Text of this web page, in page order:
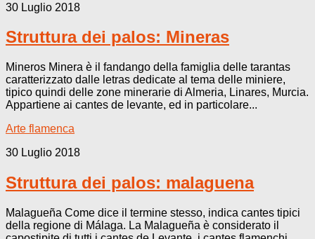
30 Luglio 2018
Struttura dei palos: Mineras
Mineros Minera è il fandango della famiglia delle tarantas
caratterizzato dalle letras dedicate al tema delle miniere,
tipico quindi delle zone minerarie di Almeria, Linares, Murcia.
Appartiene ai cantes de levante, ed in particolare...
Arte flamenca
30 Luglio 2018
Struttura dei palos: malaguena
Malagueña Come dice il termine stesso, indica cantes tipici
della regione di Málaga. La Malagueña è considerato il